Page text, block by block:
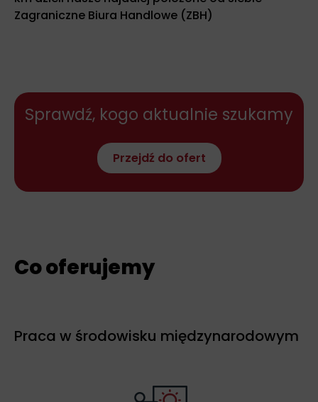
Zagraniczne Biura Handlowe (ZBH)
Sprawdź, kogo aktualnie szukamy
Przejdź do ofert
Co oferujemy
Praca w środowisku międzynarodowym